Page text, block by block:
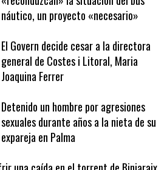
El alcalde espera que TUI y la APB
«reconduzcan» la situación del bus
náutico, un proyecto «necesario»
El Govern decide cesar a la directora
general de Costes i Litoral, Maria
Joaquina Ferrer
Detenido un hombre por agresiones
sexuales durante años a la nieta de su
expareja en Palma